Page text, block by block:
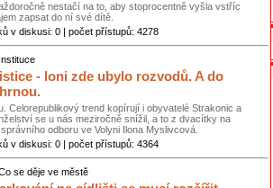
nestačí na to, aby stoprocentně vyšla vstříc
zapsat do ní své dítě.
v diskusi: 0 | počet přístupů: 4278
- loni zde ubylo rozvodů. A do
Celorepublikový trend kopírují i obyvatelé Strakonic a
se u nás meziročně snížil, a to z dvacítky na
odboru ve Volyni Ilona Myslivcová.
v diskusi: 0 | počet přístupů: 4364
se děje ve městě